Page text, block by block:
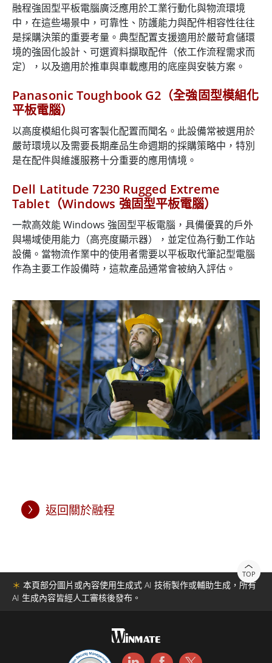
融程強固型平板電腦廣泛應用於工業行動化與物流環境
中，在這些場景中，可靠性、防護能力與配件相容性往往
是採購決策的重要考量。典型配置支援適用於嚴苛倉儲環
境的強固化設計、可選資料擷取配件（依工作流程需求而
定），以及適用於推車與車載應用的底座與安裝方案。
Panasonic Toughbook G2（全強固型模組化
平板電腦）
以高度模組化與可客製化配置而聞名。此設備常被選用於
嚴苛環境以及需要長期產品生命週期的採購策略中，特別
是在配件與維護服務十分重要的應用情境。
Dell Latitude 7230 Rugged Extreme
Tablet（Windows 強固型平板電腦）
一款高效能 Windows 強固型平板電腦，具備優異的戶外
與場域使用能力（高亮度顯示器），並定位為行動工作站
設備。當物流作業中的使用者需要以平板取代筆記型電腦
作為主要工作設備時，這款產品通常會被納入評估。
返回關於融程
TOP
＊ 本頁部分圖片或內容使用生成式 AI 技術製作或輔助生成，所有
AI 生成內容皆經人工審核後發布。